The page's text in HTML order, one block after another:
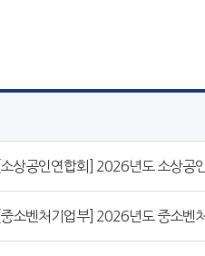
[소상공인연합회] 2026년도 소상공
[중소벤처기업부] 2026년도 중소벤